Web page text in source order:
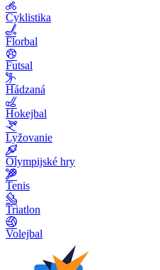
Cyklistika
Florbal
Futsal
Hádzaná
Hokejbal
Lyžovanie
Olympijské hry
Tenis
Triatlon
Volejbal